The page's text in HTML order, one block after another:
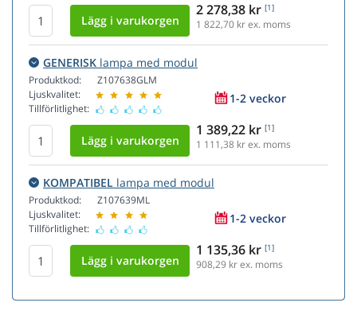
2 278,38 kr [1]
1 822,70 kr ex. moms
GENERISK lampa med modul
Produktkod:
Ljuskvalitet:
Tillförlitlighet:
Z107638GLM
1-2 veckor
1 389,22 kr [1]
1 111,38 kr ex. moms
KOMPATIBEL lampa med modul
Produktkod:
Ljuskvalitet:
Tillförlitlighet:
Z107639ML
1-2 veckor
1 135,36 kr [1]
908,29 kr ex. moms